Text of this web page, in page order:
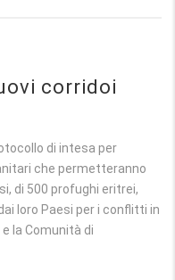
corridoi
di intesa per
che permetteranno
di 500 profughi eritrei,
loro Paesi per i conflitti in
la Comunità di